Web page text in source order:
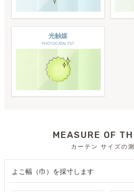
光触媒
PHOTOCATALYST
MEASURE OF
カーテン サイズの
よこ幅（巾）を採寸します